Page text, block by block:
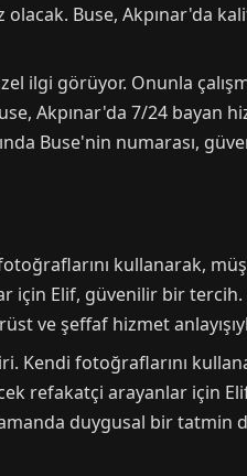
Buse, Akpınar'da
ilgi görüyor. Onunla
Akpınar'da 7/24 bayan
Buse'nin numarası,
kullanarak,
için Elif, güvenilir bir tercih.
ve şeffaf hizmet
Kendi fotoğraflarını
refakatçi arayanlar için
duygusal bir tatmin